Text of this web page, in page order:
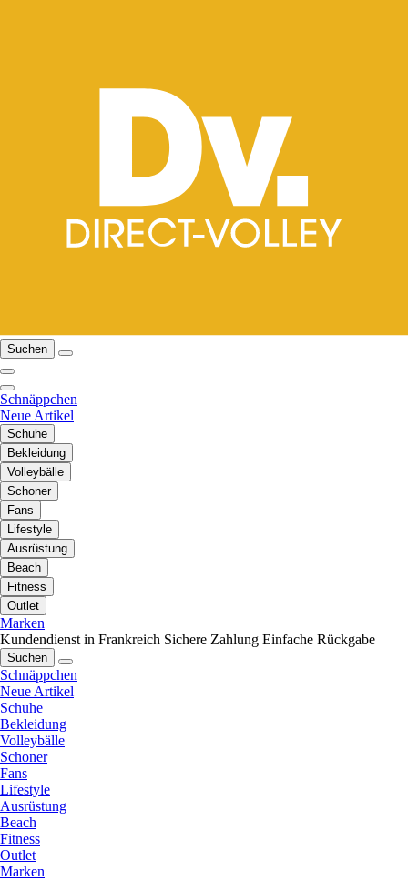
Suchen
Schnäppchen
Neue Artikel
Schuhe
Bekleidung
Volleybälle
Schoner
Fans
Lifestyle
Ausrüstung
Beach
Fitness
Outlet
Marken
Kundendienst in Frankreich Sichere Zahlung Einfache Rückgabe
Suchen
Schnäppchen
Neue Artikel
Schuhe
Bekleidung
Volleybälle
Schoner
Fans
Lifestyle
Ausrüstung
Beach
Fitness
Outlet
Marken